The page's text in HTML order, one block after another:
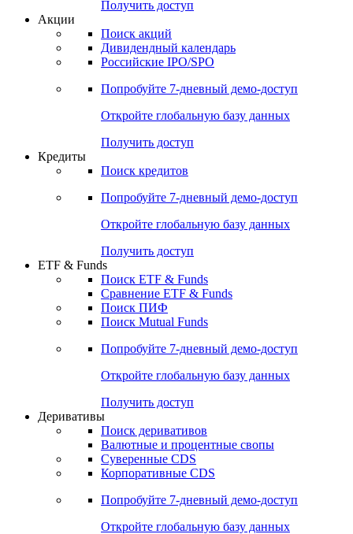
Получить доступ
Акции
Поиск акций
Дивидендный календарь
Российские IPO/SPO
Попробуйте 7-дневный демо-доступ
Откройте глобальную базу данных
Получить доступ
Кредиты
Поиск кредитов
Попробуйте 7-дневный демо-доступ
Откройте глобальную базу данных
Получить доступ
ETF & Funds
Поиск ETF & Funds
Сравнение ETF & Funds
Поиск ПИФ
Поиск Mutual Funds
Попробуйте 7-дневный демо-доступ
Откройте глобальную базу данных
Получить доступ
Деривативы
Поиск деривативов
Валютные и процентные свопы
Суверенные CDS
Корпоративные CDS
Попробуйте 7-дневный демо-доступ
Откройте глобальную базу данных